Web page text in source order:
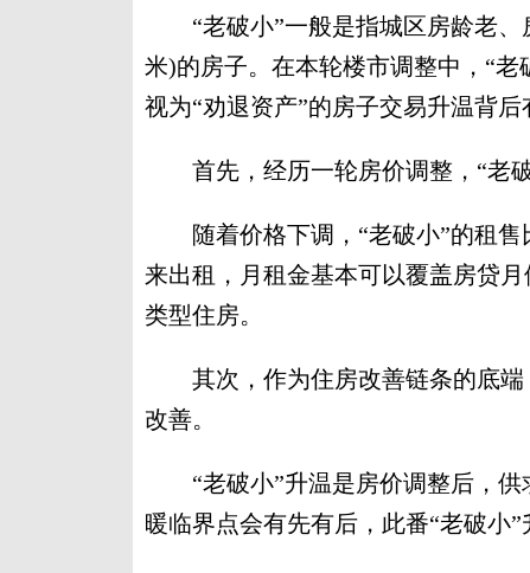
“老破小”一般是指城区房龄老、
米)的房子。在本轮楼市调整中，“
视为“劝退资产”的房子交易升温背后
首先，经历一轮房价调整，“老破
随着价格下调，“老破小”的租售
来出租，月租金基本可以覆盖房贷
类型住房。
其次，作为住房改善链条的底端
改善。
“老破小”升温是房价调整后，供
暖临界点会有先有后，此番“老破小